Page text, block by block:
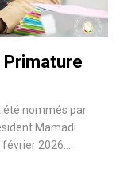
Primature
été nommés par
Mamadi
février 2026.…